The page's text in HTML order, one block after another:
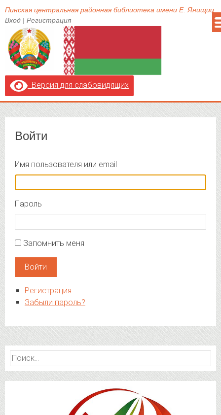
Пинская центральная районная библиотека имени Е. Янищиц
Вход | Регистрация
Версия для слабовидящих
Войти
Имя пользователя или email
Пароль
Запомнить меня
Войти
Регистрация
Забыли пароль?
Найти: